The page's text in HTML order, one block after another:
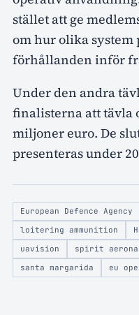
stället att ge
om hur olika system
förhållanden inför
Under den andra
finalisterna att tävla
miljoner euro. De
presenteras under
European Defence Agency
loitering ammunition
uavision
spirit
santa margarida
eu